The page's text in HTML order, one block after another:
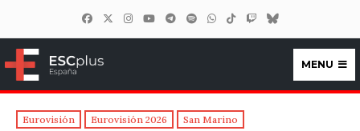
ESCplus España
MENU
Eurovisión Eurovisión 2026 San Marino